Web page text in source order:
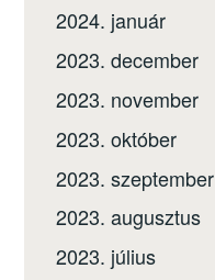
2024. január
2023. december
2023. november
2023. október
2023. szeptember
2023. augusztus
2023. július